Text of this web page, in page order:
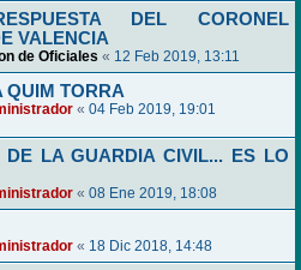
DEL CORONEL
VALENCIA
de Oficiales « 12 Feb 2019, 13:11
QUIM TORRA
« 04 Feb 2019, 19:01
LA GUARDIA CIVIL... ES LO
« 08 Ene 2019, 18:08
« 18 Dic 2018, 14:48